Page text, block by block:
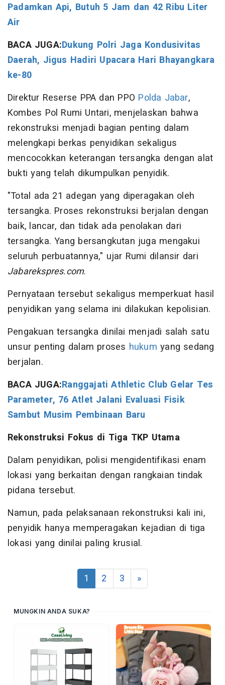
Padamkan Api, Butuh 5 Jam dan 42 Ribu Liter
Air
BACA JUGA:Dukung Polri Jaga Kondusivitas
Daerah, Jigus Hadiri Upacara Hari Bhayangkara
ke-80
Direktur Reserse PPA dan PPO Polda Jabar,
Kombes Pol Rumi Untari, menjelaskan bahwa
rekonstruksi menjadi bagian penting dalam
melengkapi berkas penyidikan sekaligus
mencocokkan keterangan tersangka dengan alat
bukti yang telah dikumpulkan penyidik.
"Total ada 21 adegan yang diperagakan oleh
tersangka. Proses rekonstruksi berjalan dengan
baik, lancar, dan tidak ada penolakan dari
tersangka. Yang bersangkutan juga mengakui
seluruh perbuatannya," ujar Rumi dilansir dari
Jabarekspres.com.
Pernyataan tersebut sekaligus memperkuat hasil
penyidikan yang selama ini dilakukan kepolisian.
Pengakuan tersangka dinilai menjadi salah satu
unsur penting dalam proses hukum yang sedang
berjalan.
BACA JUGA:Ranggajati Athletic Club Gelar Tes
Parameter, 76 Atlet Jalani Evaluasi Fisik
Sambut Musim Pembinaan Baru
Rekonstruksi Fokus di Tiga TKP Utama
Dalam penyidikan, polisi mengidentifikasi enam
lokasi yang berkaitan dengan rangkaian tindak
pidana tersebut.
Namun, pada pelaksanaan rekonstruksi kali ini,
penyidik hanya memperagakan kejadian di tiga
lokasi yang dinilai paling krusial.
1 2 3 »